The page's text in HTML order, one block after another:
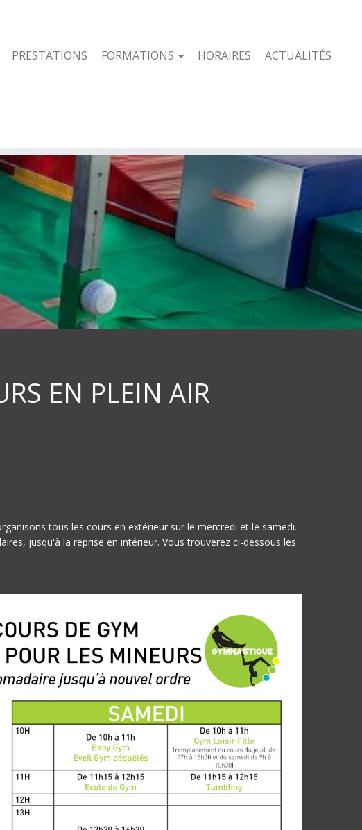
PRESTATIONS FORMATIONS HORAIRES
ACTUALITÉS
EN PLEIN AIR
tous les cours en extérieur sur le mercredi et le samedi.
jusqu'à la reprise en intérieur. Vous trouverez ci-dessous les